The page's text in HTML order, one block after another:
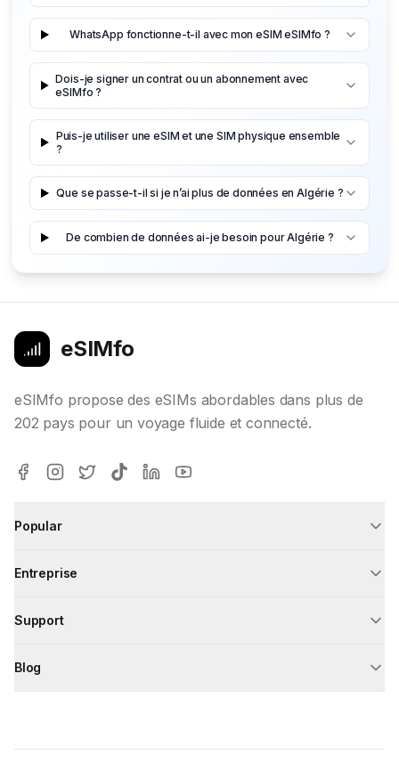
WhatsApp fonctionne-t-il avec mon eSIM eSIMfo ?
Dois-je signer un contrat ou un abonnement avec
eSIMfo ?
Puis-je utiliser une eSIM et une SIM physique ensemble
?
Que se passe-t-il si je n’ai plus de données en Algérie ?
De combien de données ai-je besoin pour Algérie ?
eSIMfo
eSIMfo propose des eSIMs abordables dans plus de
202 pays pour un voyage fluide et connecté.
Popular
Entreprise
Support
Blog